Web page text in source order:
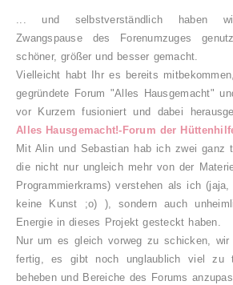
... und selbstverständlich haben
Zwangspause des Forenumzuges
schöner, größer und besser gemacht.
Vielleicht habt Ihr es bereits
gegründete Forum "Alles Hausgemacht"
vor Kurzem fusioniert und dabei
Alles Hausgemacht!-Forum der
Mit Alin und Sebastian hab ich zwei ganz
die nicht nur ungleich mehr von der
Programmierkrams) verstehen als ich
keine Kunst ;o) ), sondern auch
Energie in dieses Projekt gesteckt haben.
Nur um es gleich vorweg zu schicken,
fertig, es gibt noch unglaublich viel zu
beheben und Bereiche des Forums